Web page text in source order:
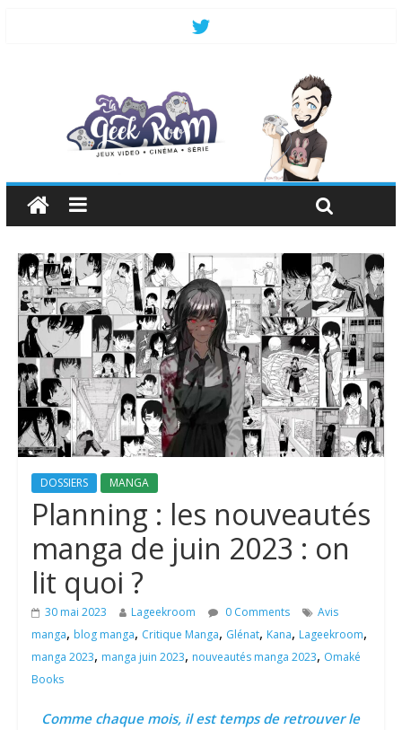
DOSSIERS MANGA
Planning : les nouveautés
manga de juin 2023 : on
lit quoi ?
30 mai 2023 Lageekroom 0 Comments
Avis
manga, blog manga, Critique Manga, Glénat, Kana, Lageekroom,
manga 2023, manga juin 2023, nouveautés manga 2023, Omaké
Books
Comme chaque mois, il est temps de retrouver le